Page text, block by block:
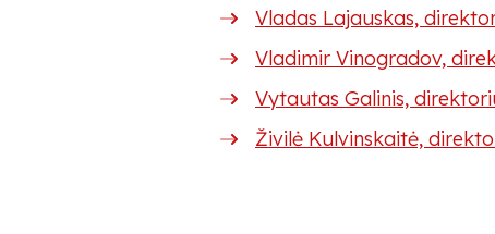
Vladas Lajauskas,
Vladimir Vinogradov,
Vytautas Galinis,
Živilė Kulvinskaitė,